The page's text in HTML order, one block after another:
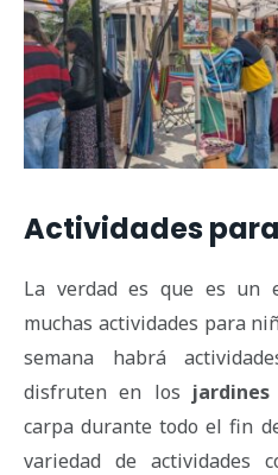
Actividades
La verdad es que es un
muchas actividades para
semana habrá
disfruten en los
carpa durante todo el fin
variedad de actividades